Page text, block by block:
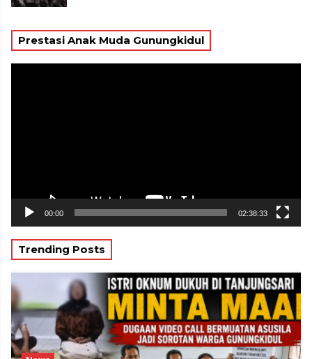
Prestasi Anak Muda Gunungkidul
00:00 02:38:33
Trending Posts